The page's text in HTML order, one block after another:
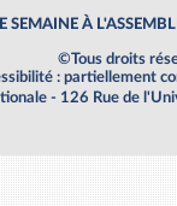
SEMAINE À
©Tous droits
: partiellement
- 126 Rue de